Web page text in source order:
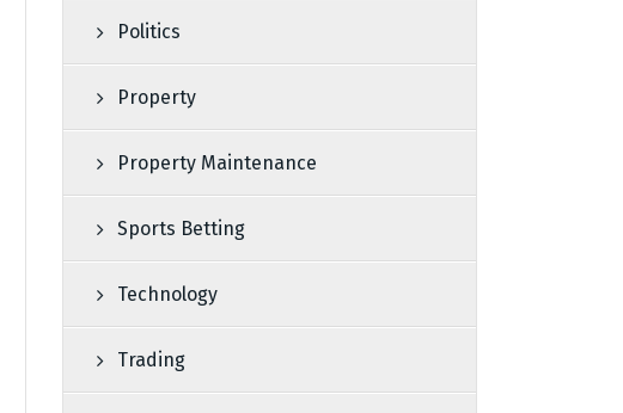
Politics
Property
Property Maintenance
Sports Betting
Technology
Trading